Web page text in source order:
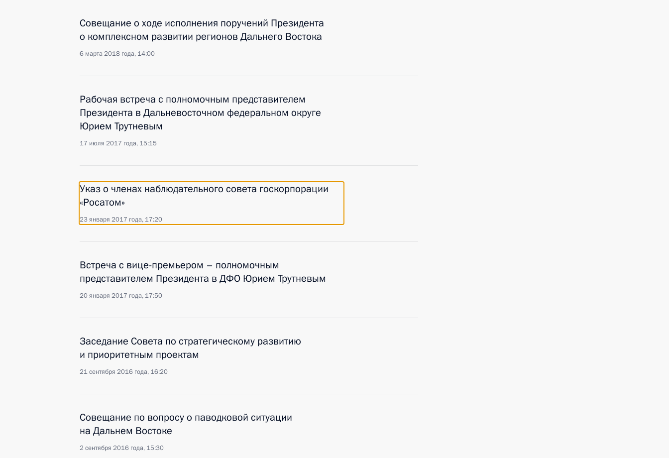
Совещание о ходе исполнения поручений Президента
о комплексном развитии регионов Дальнего Востока
6 марта 2018 года, 14:00
Рабочая встреча с полномочным представителем
Президента в Дальневосточном федеральном округе
Юрием Трутневым
17 июля 2017 года, 15:15
Указ о членах наблюдательного совета госкорпорации
«Росатом»
23 января 2017 года, 17:20
Встреча с вице-премьером – полномочным
представителем Президента в ДФО Юрием Трутневым
20 января 2017 года, 17:50
Заседание Совета по стратегическому развитию
и приоритетным проектам
21 сентября 2016 года, 16:20
Совещание по вопросу о паводковой ситуации
на Дальнем Востоке
2 сентября 2016 года, 15:30